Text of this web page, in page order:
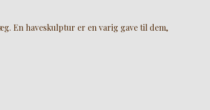
En haveskulptur er en varig gave til dem,